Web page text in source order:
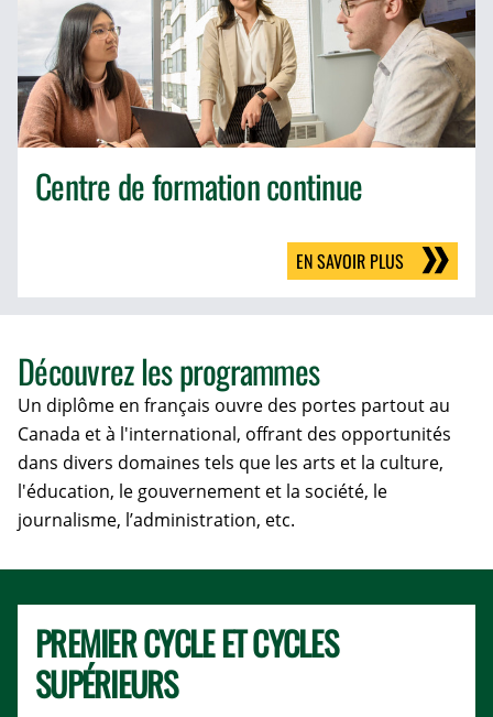
Centre de formation continue
EN SAVOIR PLUS
Découvrez les programmes
Un diplôme en français ouvre des portes partout au
Canada et à l'international, offrant des opportunités
dans divers domaines tels que les arts et la culture,
l'éducation, le gouvernement et la société, le
journalisme, l’administration, etc.
PREMIER CYCLE ET CYCLES
SUPÉRIEURS